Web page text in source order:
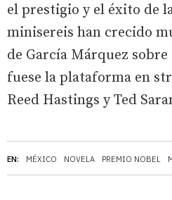
EN: MÉXICO NOVELA PREMIO NOBEL
el prestigio y el éxito de
minisereis han crecido
de García Márquez
fuese la plataforma en
Reed Hastings y Ted